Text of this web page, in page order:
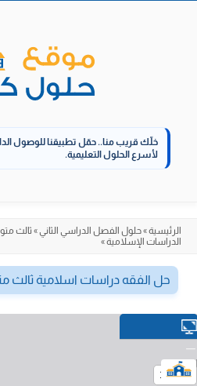
خلّك قريب منا.. حمّل تطبيقنا للوصول
لأسرع الحلول التعليمية.
الرئيسية»حلول الفصل الدراسي الثاني» ثالث
الدراسات الإسلامية»
حل الفقه دراسات اسلامية ثالث